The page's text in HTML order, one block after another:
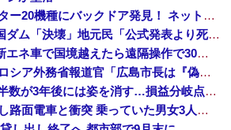
【衝撃】 中国製ルーター20機種にバックドア発見！ ネットに繋ぐだけで35秒ごとに中国のサーバーと通信
中国「大洪水！」中国ダム「決壊」地元民「公式発表より死者多い！」中国政府「住民拘束！（安否不明」中国当局「救助隊動画も削除」台風13号「三峡ダム接近中」→
中国人のリウさん、新エネ車で国境越えたら遠隔操作で30時間ロックされる！
【平和宣言を非難】 ロシア外務省報道官「広島市長は『偽りの呪文』繰り返している」
K-POPアイドルの約半数が3年後には姿を消す…損益分岐点突破は4％未満
【鹿児島】 突然右折し路面電車と衝突 乗っていた男女3人は車を放置しダッシュで逃走中